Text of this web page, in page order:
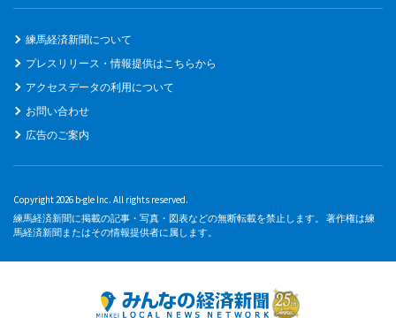
練馬経済新聞について
プレスリリース・情報提供はこちらから
アクセスデータの利用について
お問い合わせ
広告のご案内
Copyright 2026 b-gle Inc. All rights reserved.
練馬経済新聞に掲載の記事・写真・図表などの無断転載を禁止します。 著作権は練
馬経済新聞またはその情報提供者に属します。